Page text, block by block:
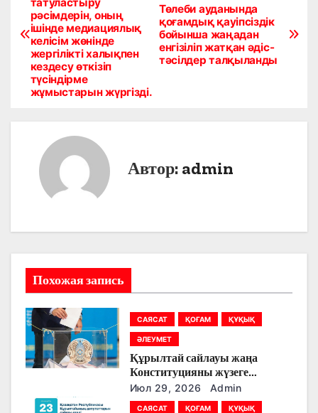
в
и
п
о
з
а
п
Төлеби ауданында
қоғамдық қауіпсіздік
бойынша жаңадан
енгізіліп жатқан әдіс-
тәсілдер талқыланды
рәсімдерін, оның
ішінде медиациялық
келісім жөнінде
жергілікті халықпен
кездесу өткізіп
түсіндірме
жұмыстарын жүргізді.
Автор: admin
Похожая запись
САЯСАТ ҚОҒАМ ҚҰҚЫҚ
ӘЛЕУМЕТ
Құрылтай сайлауы жаңа
Конституцияны жүзеге
асырудың алғашқы кезеңі
болады
Июл 29, 2026 Admin
САЯСАТ ҚОҒАМ ҚҰҚЫҚ